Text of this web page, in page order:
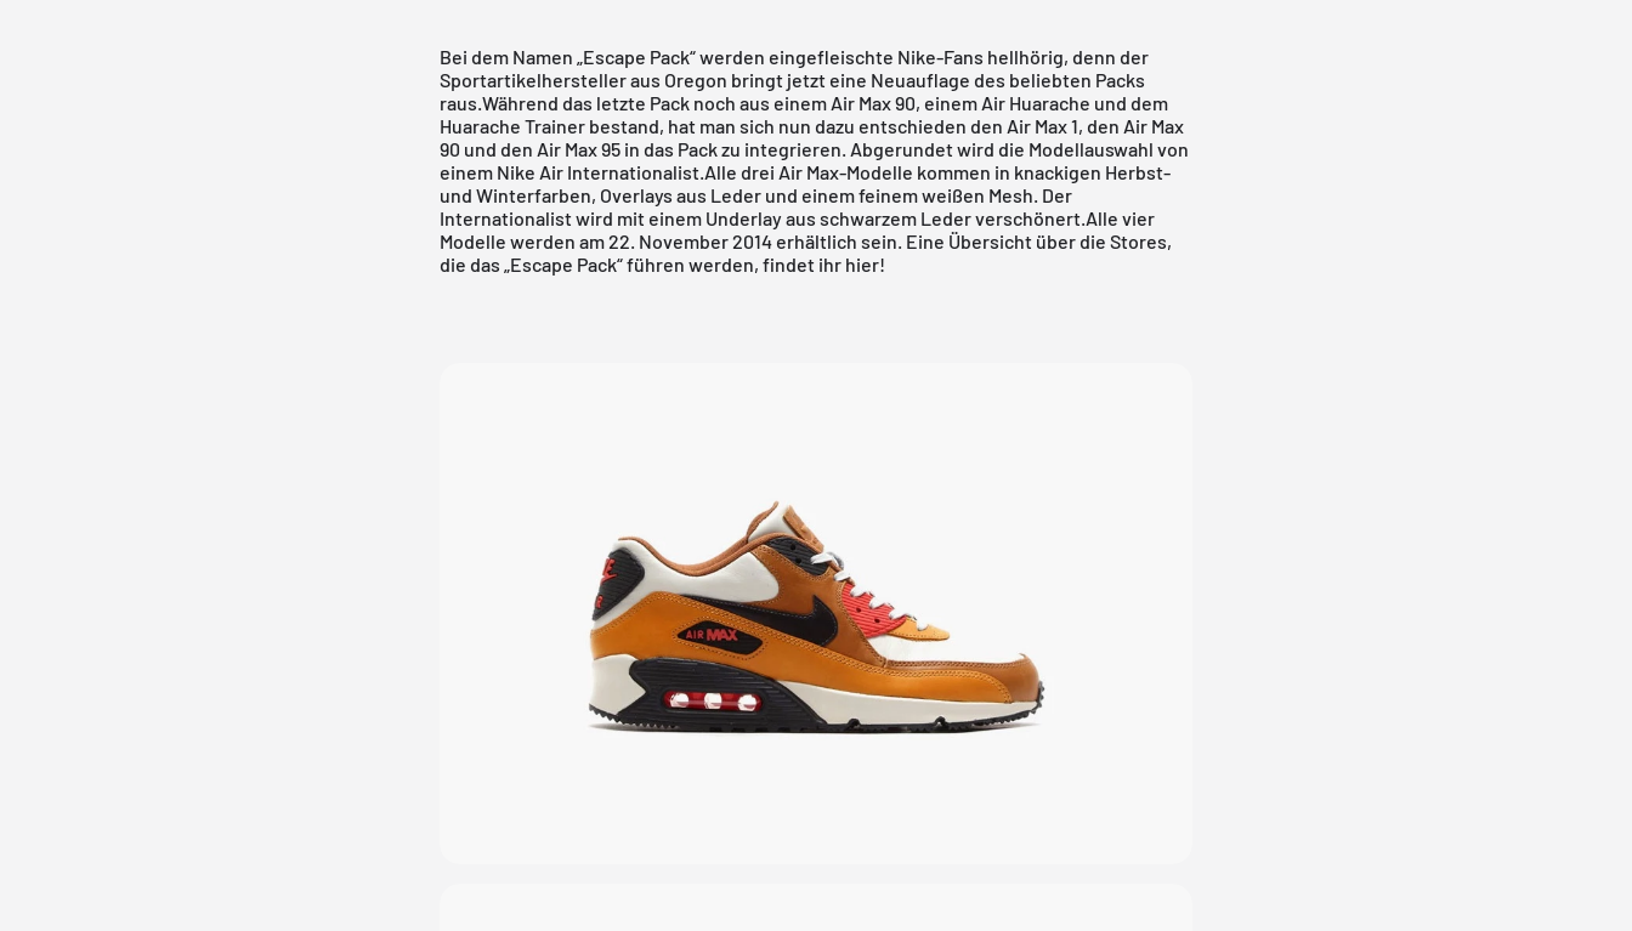
Bei dem Namen „Escape Pack“ werden eingefleischte Nike-Fans hellhörig, denn der
Sportartikelhersteller aus Oregon bringt jetzt eine Neuauflage des beliebten Packs
raus.Während das letzte Pack noch aus einem Air Max 90, einem Air Huarache und dem
Huarache Trainer bestand, hat man sich nun dazu entschieden den Air Max 1, den Air Max
90 und den Air Max 95 in das Pack zu integrieren. Abgerundet wird die Modellauswahl von
einem Nike Air Internationalist.Alle drei Air Max-Modelle kommen in knackigen Herbst-
und Winterfarben, Overlays aus Leder und einem feinem weißen Mesh. Der
Internationalist wird mit einem Underlay aus schwarzem Leder verschönert.Alle vier
Modelle werden am 22. November 2014 erhältlich sein. Eine Übersicht über die Stores,
die das „Escape Pack“ führen werden, findet ihr hier!